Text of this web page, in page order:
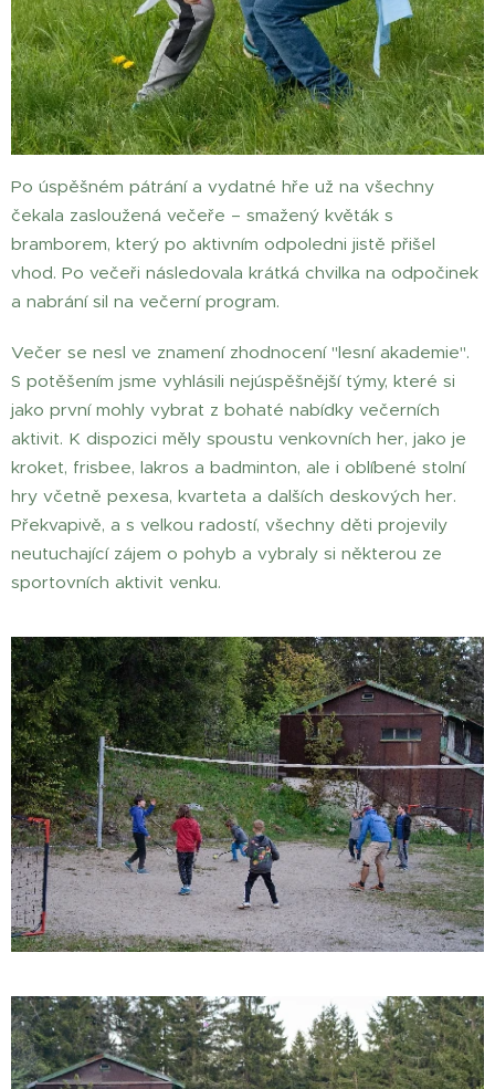
Po úspěšném pátrání a vydatné hře už na všechny
čekala zasloužená večeře – smažený květák s
bramborem, který po aktivním odpoledni jistě přišel
vhod. Po večeři následovala krátká chvilka na odpočinek
a nabrání sil na večerní program.
Večer se nesl ve znamení zhodnocení "lesní akademie".
S potěšením jsme vyhlásili nejúspěšnější týmy, které si
jako první mohly vybrat z bohaté nabídky večerních
aktivit. K dispozici měly spoustu venkovních her, jako je
kroket, frisbee, lakros a badminton, ale i oblíbené stolní
hry včetně pexesa, kvarteta a dalších deskových her.
Překvapivě, a s velkou radostí, všechny děti projevily
neutuchající zájem o pohyb a vybraly si některou ze
sportovních aktivit venku.